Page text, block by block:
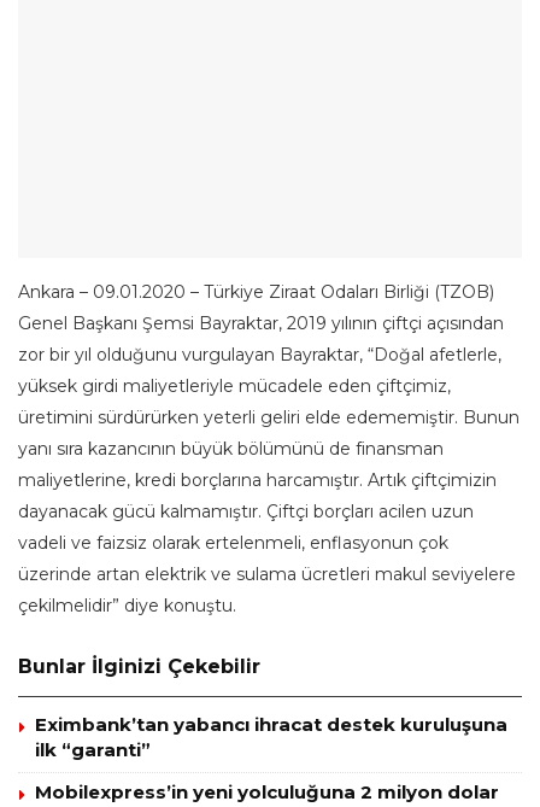
Ankara – 09.01.2020 – Türkiye Ziraat Odaları Birliği (TZOB)
Genel Başkanı Şemsi Bayraktar, 2019 yılının çiftçi açısından
zor bir yıl olduğunu vurgulayan Bayraktar, “Doğal afetlerle,
yüksek girdi maliyetleriyle mücadele eden çiftçimiz,
üretimini sürdürürken yeterli geliri elde edememiştir. Bunun
yanı sıra kazancının büyük bölümünü de finansman
maliyetlerine, kredi borçlarına harcamıştır. Artık çiftçimizin
dayanacak gücü kalmamıştır. Çiftçi borçları acilen uzun
vadeli ve faizsiz olarak ertelenmeli, enflasyonun çok
üzerinde artan elektrik ve sulama ücretleri makul seviyelere
çekilmelidir” diye konuştu.
Bunlar İlginizi Çekebilir
Eximbank’tan yabancı ihracat destek kuruluşuna
ilk “garanti”
Mobilexpress’in yeni yolculuğuna 2 milyon dolar